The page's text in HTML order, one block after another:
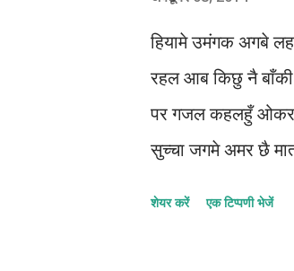
हियामे उमंगक अगबे
रहल आब किछु नै
पर गजल कहलहुँ ओकरा
सुच्चा जगमे अमर छै
शेयर करें एक टिप्पणी भेजें